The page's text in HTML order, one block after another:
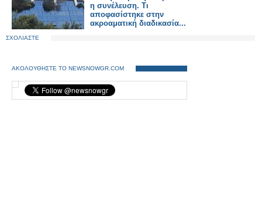
η συνέλευση. Tι
αποφασίστηκε στην
ακροαματική διαδικασία...
ΣΧΟΛΙΑΣΤΕ
ΑΚΟΛΟΥΘΗΣΤΕ ΤΟ NEWSNOWGR.COM